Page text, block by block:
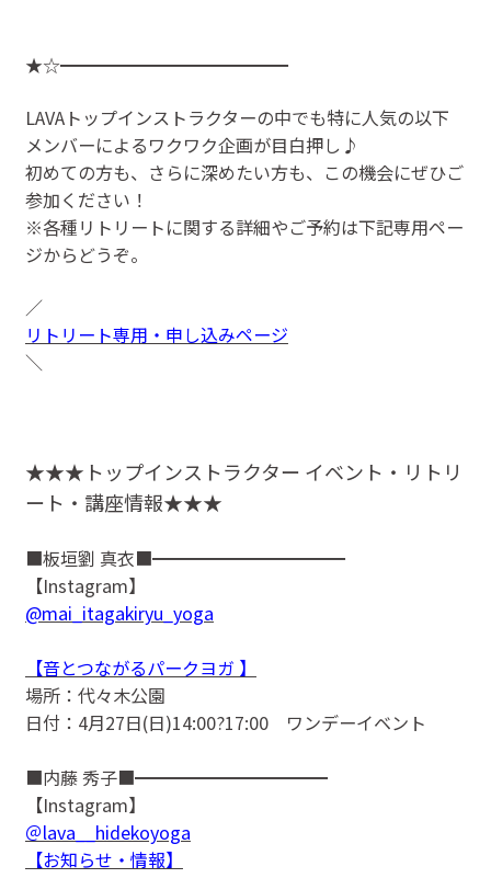
★☆━━━━━━━━━━━━━
LAVAトップインストラクターの中でも特に人気の以下
メンバーによるワクワク企画が目白押し♪
初めての方も、さらに深めたい方も、この機会にぜひご
参加ください！
※各種リトリートに関する詳細やご予約は下記専用ペー
ジからどうぞ。
／
リトリート専用・申し込みページ
＼
★★★トップインストラクター イベント・リトリ
ート・講座情報★★★
■板垣劉 真衣■━━━━━━━━━━━
【Instagram】
@mai_itagakiryu_yoga
【音とつながるパークヨガ 】
場所：代々木公園
日付：4月27日(日)14:00?17:00 ワンデーイベント
■内藤 秀子■━━━━━━━━━━━
【Instagram】
＠lava__hidekoyoga
【お知らせ・情報】